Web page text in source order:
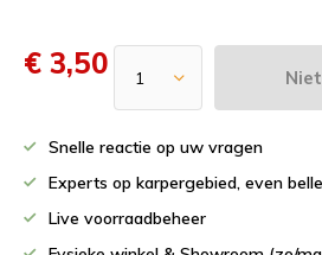
€ 3,50
Snelle reactie op uw vragen
Experts op karpergebied, even
Live voorraadbeheer